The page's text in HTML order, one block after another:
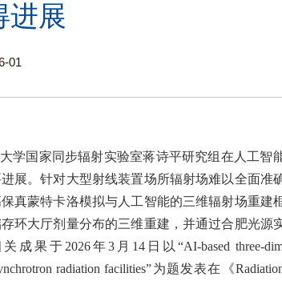
进展
01
学国家同步辐射实验室蒋诗平研究组在人工智
展。针对大型射线装置场所辐射场难以全面准
真蒙特卡洛模拟与人工智能的三维辐射场重建
环大厅剂量分布的三维重建，并通过合肥光源
成果于 2026年3月 14日以“AI-based three-
radiation facilities”为题发表在《